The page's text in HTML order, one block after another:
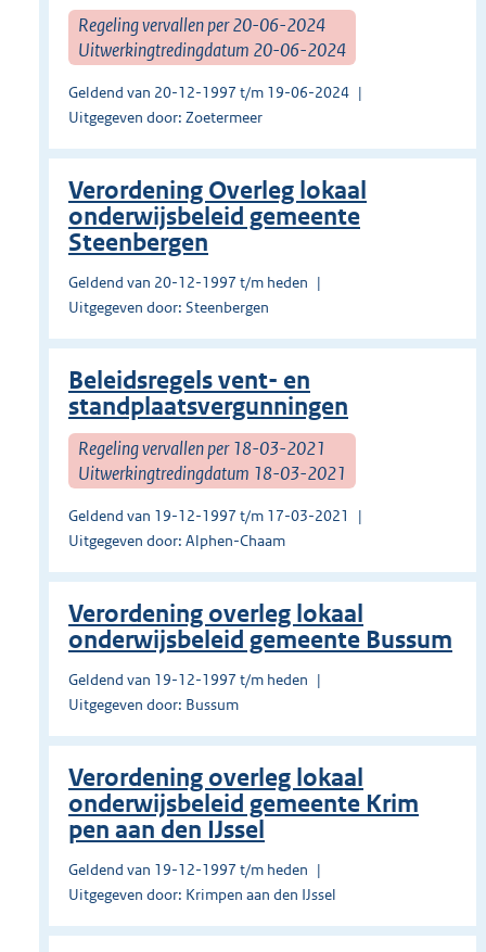
Regeling vervallen per 20-06-2024
Uitwerkingtredingdatum 20-06-2024
Geldend van 20-12-1997 t/m 19-06-2024
Uitgegeven door: Zoetermeer
Verordening Overleg lokaal
onderwijsbeleid gemeente
Steenbergen
Geldend van 20-12-1997 t/m heden
Uitgegeven door: Steenbergen
Beleidsregels vent- en
standplaatsvergunningen
Regeling vervallen per 18-03-2021
Uitwerkingtredingdatum 18-03-2021
Geldend van 19-12-1997 t/m 17-03-2021
Uitgegeven door: Alphen-Chaam
Verordening overleg lokaal
onderwijsbeleid gemeente Bussum
Geldend van 19-12-1997 t/m heden
Uitgegeven door: Bussum
Verordening overleg lokaal
onderwijsbeleid gemeente Krim
pen aan den IJssel
Geldend van 19-12-1997 t/m heden
Uitgegeven door: Krimpen aan den IJssel